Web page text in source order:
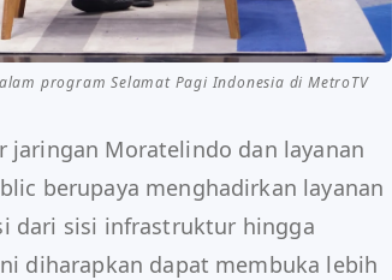
program Selamat Pagi Indonesia di MetroTV
Moratelindo dan layanan
berupaya menghadirkan layanan
dari sisi infrastruktur hingga
diharapkan dapat membuka lebih